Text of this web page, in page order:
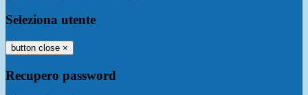
Seleziona utente
button close ×
Recupero password